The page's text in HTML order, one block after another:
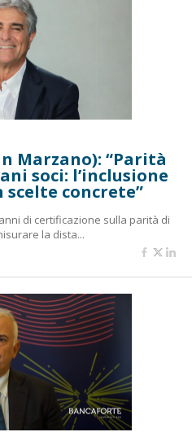
Marzano): “Parità
soci: l’inclusione
scelte concrete”
di certificazione sulla parità di
la dista...